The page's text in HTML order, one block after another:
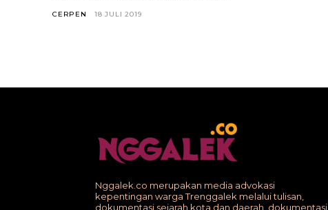
CERPEN 18 JULI 2019
Nggalek.co merupakan media advokasi
kepentingan warga Trenggalek melalui tulisan,
dokumentasi sejarah kota dan daerah, dokumentasi